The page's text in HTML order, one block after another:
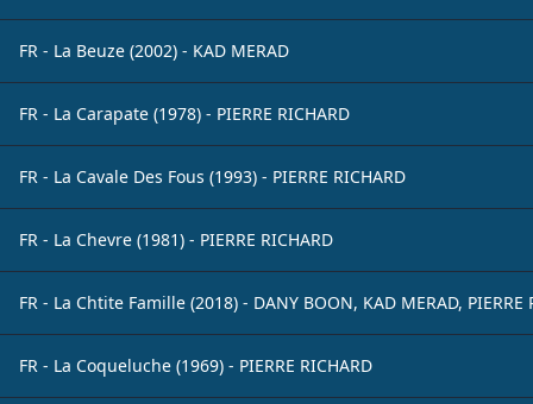
FR - La Beuze (2002) - KAD MERAD
FR - La Carapate (1978) - PIERRE RICHARD
FR - La Cavale Des Fous (1993) - PIERRE RICHARD
FR - La Chevre (1981) - PIERRE RICHARD
FR - La Chtite Famille (2018) - DANY BOON, KAD MERAD, PIERRE
FR - La Coqueluche (1969) - PIERRE RICHARD